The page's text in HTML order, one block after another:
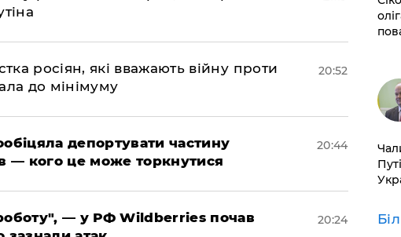
росіян, які вважають війну проти
до мінімуму
20:52
депортувати частину
— кого це може торкнутися
20:44
— у РФ Wildberries почав
20:24